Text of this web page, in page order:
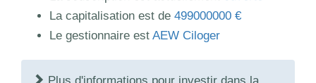
La capitalisation est de 499000000 €
Le gestionnaire est AEW Ciloger